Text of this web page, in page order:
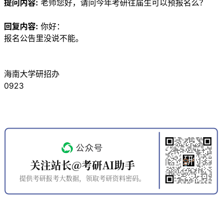
提问内容: 老师您好，请问今年考研往届生可以预报名么？
回复内容: 你好：
报名公告里没说不能。
海南大学研招办
0923